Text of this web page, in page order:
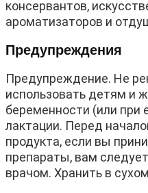
консервантов,
ароматизаторов и
Предупреждения
Предупреждение. Не
использовать детям и
беременности (или при
лактации. Перед
продукта, если вы
препараты, вам
врачом. Хранить в